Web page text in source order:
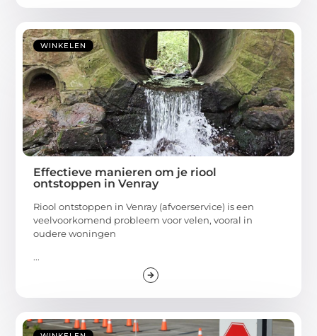
WINKELEN
Effectieve manieren om je riool
ontstoppen in Venray
Riool ontstoppen in Venray (afvoerservice) is een
veelvoorkomend probleem voor velen, vooral in
oudere woningen
...